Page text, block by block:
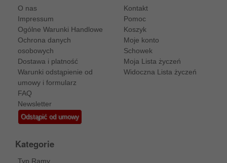
O nas
Impressum
Ogólne Warunki Handlowe
Ochrona danych
osobowych
Dostawa i platność
Warunki odstąpienie od
umowy i formularz
FAQ
Newsletter
Odstąpić od umowy
Kontakt
Pomoc
Koszyk
Moje konto
Schowek
Moja Lista życzeń
Widoczna Lista życzeń
Kategorie
Typ Ramy